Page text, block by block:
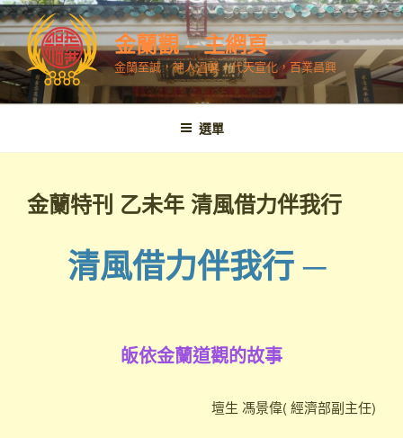
跳
至
內
容
金蘭觀 – 主網頁
金蘭至誠，神人溫馨，代天宣化，百業昌興
選單
金蘭特刊 乙未年 清風借力伴我行
清風借力伴我行 ─
皈依金蘭道觀的故事
壇生 馮景偉( 經濟部副主任)